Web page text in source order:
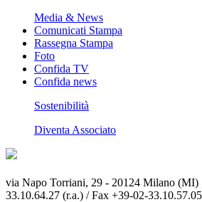
Media & News
Comunicati Stampa
Rassegna Stampa
Foto
Confida TV
Confida news
Sostenibilità
Diventa Associato
via Napo Torriani, 29 - 20124 Milano (MI)
33.10.64.27 (r.a.) / Fax +39-02-